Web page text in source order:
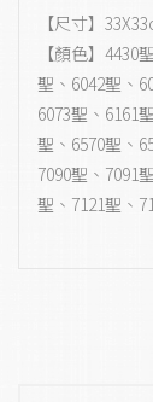
【尺寸】
【顏色】4430
聖、6042聖、
6073聖、6161
聖、6570聖、
7090聖、7091
聖、7121聖、